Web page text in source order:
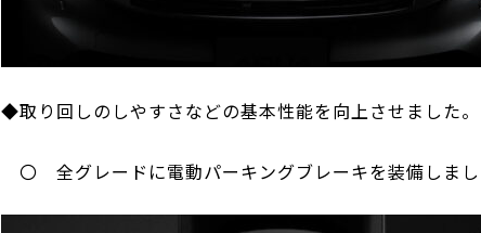
◆取り回しのしやすさなどの基本性能を向上させました。
〇 全グレードに電動パーキングブレーキを装備しまし